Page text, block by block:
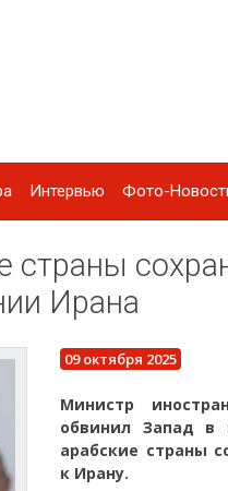
Интервью Фото-
страны
Ирана
09 октября 2025
Министр
обвинил Запад в
арабские страны
к Ирану.